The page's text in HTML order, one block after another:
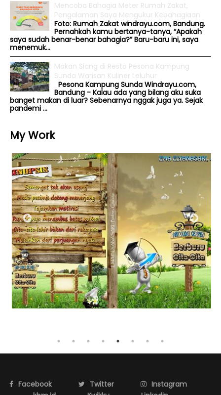
Mencoba Bahagia Meter Rumah Zakat,
Pengalaman Saya Mengukur Kebahagiaan
Foto: Rumah Zakat windrayu.com, Bandung.
Pernahkah kamu bertanya-tanya, “Apakah
saya sudah benar-benar bahagia?” Baru-baru ini, saya
menemuk...
Makan Siang di Resto Pesona Kampung
Sunda Warisan Kuliner Leluhur
Pesona Kampung Sunda Windrayu.com,
Bandung - Kalau ada yang bilang aku suka
banget makan di luar? Sebenarnya nggak juga ya. Sejak
pandemi ...
My Work
Facebook Twitter
Instagram